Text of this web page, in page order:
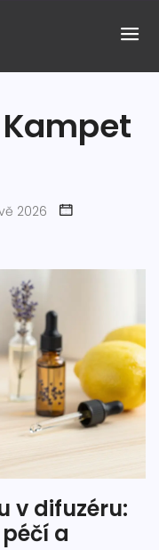
2026
v difuzéru:
a